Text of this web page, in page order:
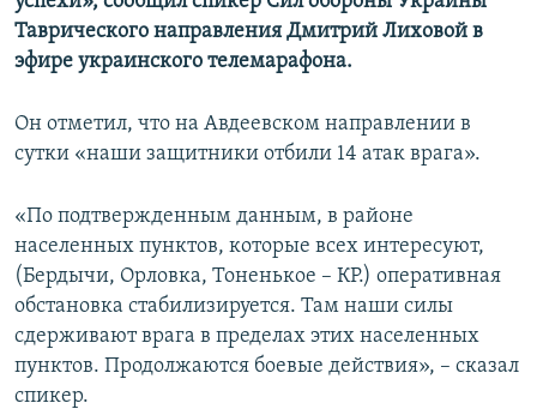
СОВЕТЫ ПРАВОЗАЩИТНИКОВ
ПРОПАВШИЕ БЕЗ ВЕСТИ
ПОБЕДИТЕЛЕЙ НЕ СУДЯТ?
КРЫМ.НЕПОКОРЕННЫЙ
УКРАИНСКАЯ ПРОБЛЕМА КРЫМА
Українською
Qırımtatar
ПРИСОЕДИНЯЙТЕСЬ!
Все сайты RFE/RL
Таврического направления Дмитрий Лиховой в
эфире украинского телемарафона.
Он отметил, что на Авдеевском направлении в
сутки «наши защитники отбили 14 атак врага».
«По подтвержденным данным, в районе
населенных пунктов, которые всех интересуют,
(Бердычи, Орловка, Тоненькое – КР.) оперативная
обстановка стабилизируется. Там наши силы
сдерживают врага в пределах этих населенных
пунктов. Продолжаются боевые действия», – сказал
спикер.